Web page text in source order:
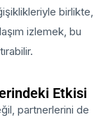
birlikte,
izlemek, bu
Etkisi
partnerlerini de